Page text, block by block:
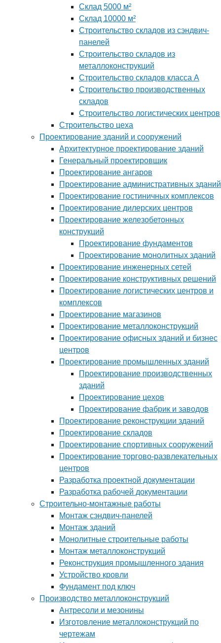
Склад 5000 м²
Склад 10000 м²
Строительство складов из сэндвич-
панелей
Строительство складов из
металлоконструкций
Строительство складов класса А
Строительство производственных
складов
Строительство логистических центров
Строительство цеха
Проектирование зданий и сооружений
Архитектурное проектирование зданий
Генеральный проектировщик
Проектирование ангаров
Проектирование административных зданий
Проектирование гостиничных комплексов
Проектирование дилерских центров
Проектирование железобетонных
конструкций
Проектирование фундаментов
Проектирование монолитных зданий
Проектирование инженерных сетей
Проектирование конструктивных решений
Проектирование логистических центров и
комплексов
Проектирование магазинов
Проектирование металлоконструкций
Проектирование офисных зданий и бизнес
центров
Проектирование промышленных зданий
Проектирование производственных
зданий
Проектирование цехов
Проектирование фабрик и заводов
Проектирование реконструкции зданий
Проектирование складов
Проектирование спортивных сооружений
Проектирование торгово-развлекательных
центров
Разработка проектной документации
Разработка рабочей документации
Строительно-монтажные работы
Монтаж сэндвич-панелей
Монтаж зданий
Монолитные строительные работы
Монтаж металлоконструкций
Реконструкция промышленного здания
Устройство кровли
Фундамент под ключ
Производство металлоконструкций
Антресоли и мезонины
Изготовление металлоконструкций по
чертежам